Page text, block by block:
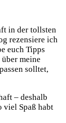
in der tollsten
rezensiere ich
euch Tipps
meine
solltet,
– deshalb
viel Spaß habt